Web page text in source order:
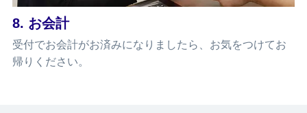
8. お会計
受付でお会計がお済みになりましたら、お気をつけてお
帰りください。